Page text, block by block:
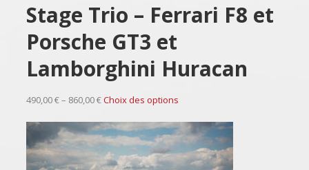
Stage Trio – Ferrari F8 et
Porsche GT3 et
Lamborghini Huracan
490,00 € – 860,00 €Choix des options